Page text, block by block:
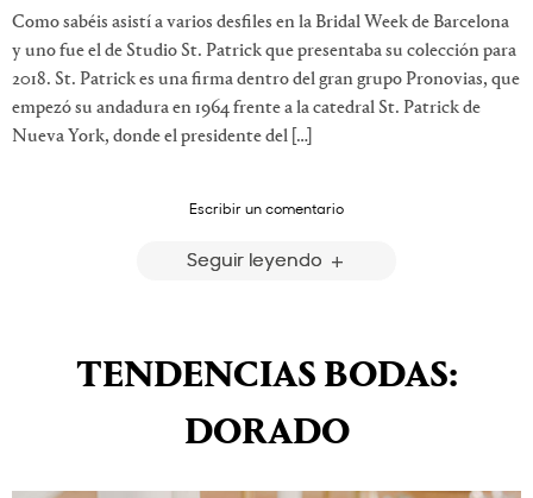
Como sabéis asistí a varios desfiles en la Bridal Week de Barcelona
y uno fue el de Studio St. Patrick que presentaba su colección para
2018. St. Patrick es una firma dentro del gran grupo Pronovias, que
empezó su andadura en 1964 frente a la catedral St. Patrick de
Nueva York, donde el presidente del […]
Escribir un comentario
Seguir leyendo
TENDENCIAS BODAS:
DORADO